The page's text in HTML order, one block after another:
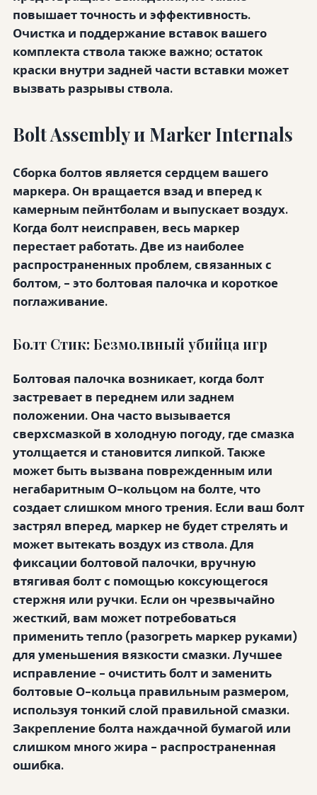
повышает точность и эффективность.
Очистка и поддержание вставок вашего
комплекта ствола также важно; остаток
краски внутри задней части вставки может
вызвать разрывы ствола.
Bolt Assembly и Marker Internals
Сборка болтов является сердцем вашего
маркера. Он вращается взад и вперед к
камерным пейнтболам и выпускает воздух.
Когда болт неисправен, весь маркер
перестает работать. Две из наиболее
распространенных проблем, связанных с
болтом, - это болтовая палочка и короткое
поглаживание.
Болт Стик: Безмолвный убийца игр
Болтовая палочка возникает, когда болт
застревает в переднем или заднем
положении. Она часто вызывается
сверхсмазкой в холодную погоду, где смазка
утолщается и становится липкой. Также
может быть вызвана поврежденным или
негабаритным О-кольцом на болте, что
создает слишком много трения. Если ваш болт
застрял вперед, маркер не будет стрелять и
может вытекать воздух из ствола. Для
фиксации болтовой палочки, вручную
втягивая болт с помощью коксующегося
стержня или ручки. Если он чрезвычайно
жесткий, вам может потребоваться
применить тепло (разогреть маркер руками)
для уменьшения вязкости смазки. Лучшее
исправление - очистить болт и заменить
болтовые О-кольца правильным размером,
используя тонкий слой правильной смазки.
Закрепление болта наждачной бумагой или
слишком много жира - распространенная
ошибка.